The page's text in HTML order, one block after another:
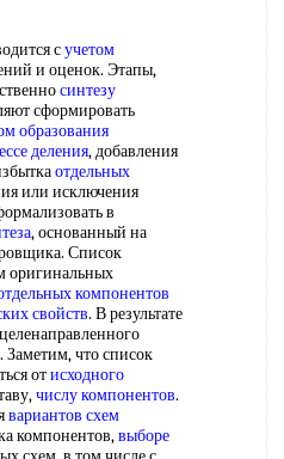
сучетом
и оценок. Этапы,
синтезу
сформировать
образования
деления, добавления
отдельных
или исключения
в
, основанный на
Список
оригинальных
компонентов
свойств. В результате
Заметим, что список
отисходного
числу компонентов.
вариантов схем
компонентов,выборе